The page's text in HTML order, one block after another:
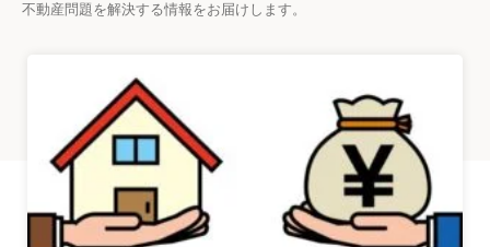
不動産問題を解決する情報をお届けします。